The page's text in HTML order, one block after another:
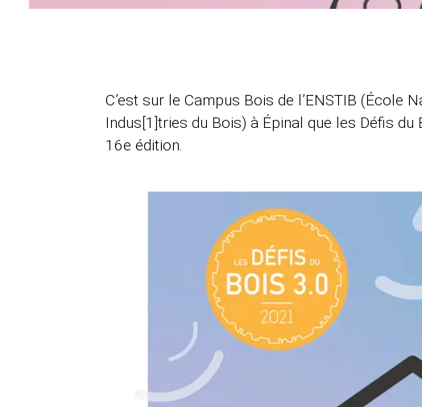
C’est sur le Campus Bois de l’ENSTIB (École
Indus[1]tries du Bois) à Épinal que les Défis
16e édition.